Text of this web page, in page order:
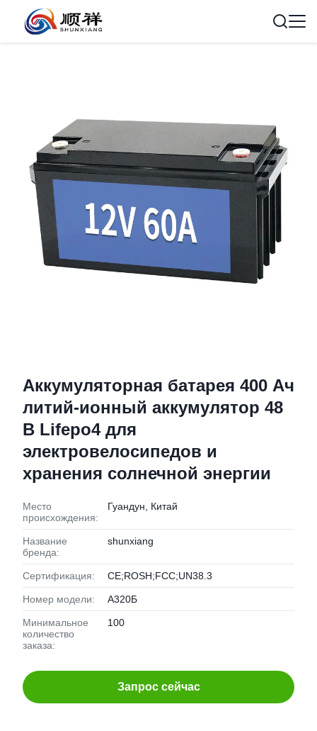
Аккумуляторная батарея 400 Ач
литий-ионный аккумулятор 48
В Lifepo4 для
электровелосипедов и
хранения солнечной энергии
Место
происхождения:
Гуандун, Китай
Название
бренда:
shunxiang
Сертификация: CE;ROSH;FCC;UN38.3
Номер модели: А320Б
Минимальное
количество
заказа:
100
Запрос сейчас